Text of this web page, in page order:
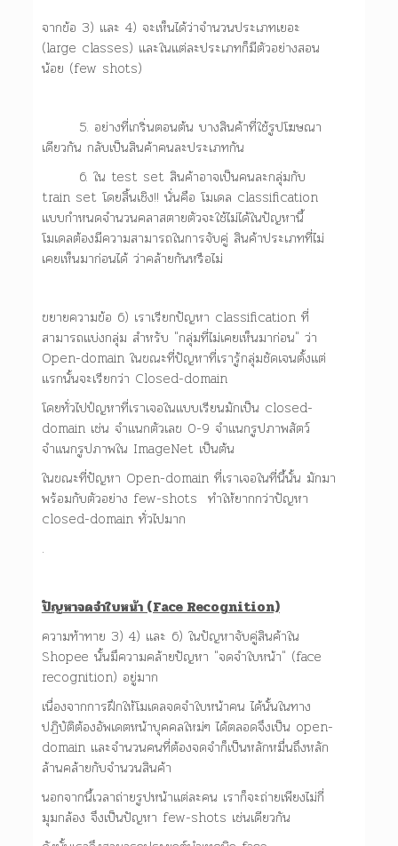
จากข้อ 3) และ 4) จะเห็นได้ว่าจำนวนประเภทเยอะ
(large classes) และในแต่ละประเภทก็มีตัวอย่างสอน
น้อย (few shots)
5. อย่างที่เกริ่นตอนต้น บางสินค้าที่ใช้รูปโฆษณา
เดียวกัน กลับเป็นสินค้าคนละประเภทกัน
6. ใน test set สินค้าอาจเป็นคนละกลุ่มกับ
train set โดยสิ้นเชิง!! นั่นคือ โมเดล classification
แบบกำหนดจำนวนคลาสตายตัวจะใช้ไม่ได้ในปัญหานี้
โมเดลต้องมีความสามารถในการจับคู่ สินค้าประเภทที่ไม่
เคยเห็นมาก่อนได้ ว่าคล้ายกันหรือไม่
ขยายความข้อ 6) เราเรียกปัญหา classification ที่
สามารถแบ่งกลุ่ม สำหรับ "กลุ่มที่ไม่เคยเห็นมาก่อน" ว่า
Open-domain ในขณะที่ปัญหาที่เรารู้กลุ่มชัดเจนตั้งแต่
แรกนั้นจะเรียกว่า Closed-domain
โดยทั่วไปปํญหาที่เราเจอในแบบเรียนมักเป็น closed-
domain เช่น จำแนกตัวเลข 0-9 จำแนกรูปภาพสัตว์
จำแนกรูปภาพใน ImageNet เป็นต้น
ในขณะที่ปัญหา Open-domain ที่เราเจอในที่นี้นั้น มักมา
พร้อมกับตัวอย่าง few-shots ทำให้ยากกว่าปัญหา
closed-domain ทั่วไปมาก
.
ปัญหาจดจำใบหน้า (Face Recognition)
ความท้าทาย 3) 4) และ 6) ในปัญหาจับคู่สินค้าใน
Shopee นั้นมึความคล้ายปัญหา "จดจำใบหน้า" (face
recognition) อยู่มาก
เนื่องจากการฝึกให้โมเดลจดจำใบหน้าคน ได้นั้นในทาง
ปฏิบัติต้องอัพเดตหน้าบุคคลใหม่ๆ ได้ตลอดจึงเป็น open-
domain และจำนวนคนที่ต้องจดจำก็เป็นหลักหมื่นถึงหลัก
ล้านคล้ายกับจำนวนสินค้า
นอกจากนี้เวลาถ่ายรูปหน้าแต่ละคน เราก็จะถ่ายเพียงไม่กี่
มุมกล้อง จึงเป็นปัญหา few-shots เช่นเดียวกัน